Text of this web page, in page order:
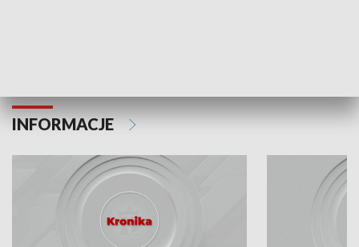
INFORMACJE